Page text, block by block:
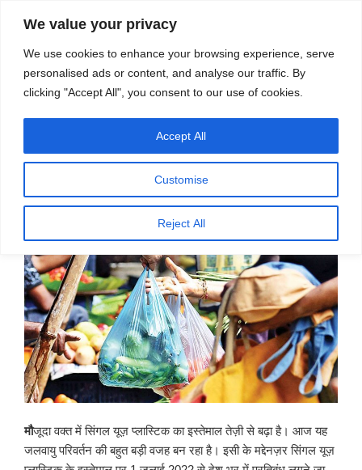
We value your privacy
We use cookies to enhance your browsing experience, serve
personalised ads or content, and analyse our traffic. By
clicking "Accept All", you consent to our use of cookies.
Customise
Reject All
Accept All
स्रोत
मेनू
प्रकाशित
सिंगल यूज़ प्लास्टिक का विकल्प खोजना बेहद
ज़रूरी – अली खान
मौजूदा वक्त में सिंगल यूज़ प्लास्टिक का इस्तेमाल तेज़ी से बढ़ा है। आज यह
जलवायु परिवर्तन की बहुत बड़ी वजह बन रहा है। इसी के मद्देनज़र सिंगल यूज़